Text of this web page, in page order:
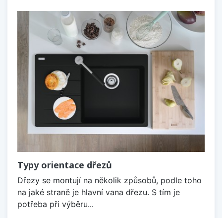
Typy orientace dřezů
Dřezy se montují na několik způsobů, podle toho
na jaké straně je hlavní vana dřezu. S tím je
potřeba při výběru...